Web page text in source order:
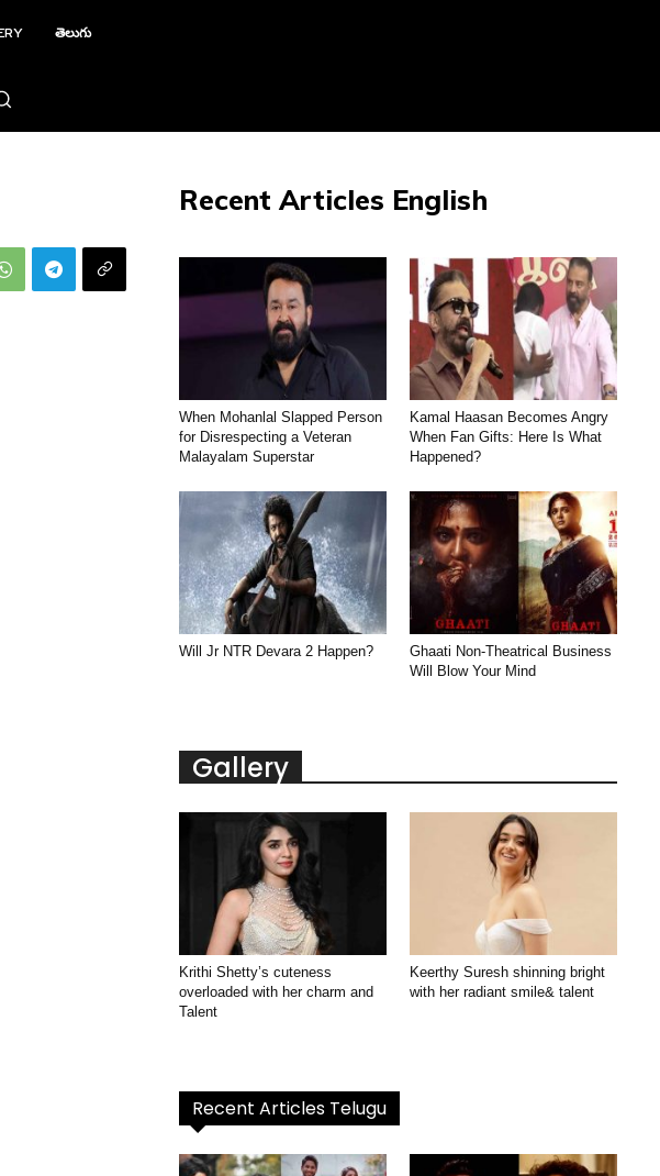
తెలుగు
Recent Articles English
When Mohanlal Slapped Person
for Disrespecting a Veteran
Malayalam Superstar
Kamal Haasan Becomes Angry
When Fan Gifts: Here Is What
Happened?
Will Jr NTR Devara 2 Happen?
Ghaati Non-Theatrical Business
Will Blow Your Mind
Gallery
Krithi Shetty’s cuteness
overloaded with her charm and
Talent
Keerthy Suresh shinning bright
with her radiant smile& talent
Recent Articles Telugu